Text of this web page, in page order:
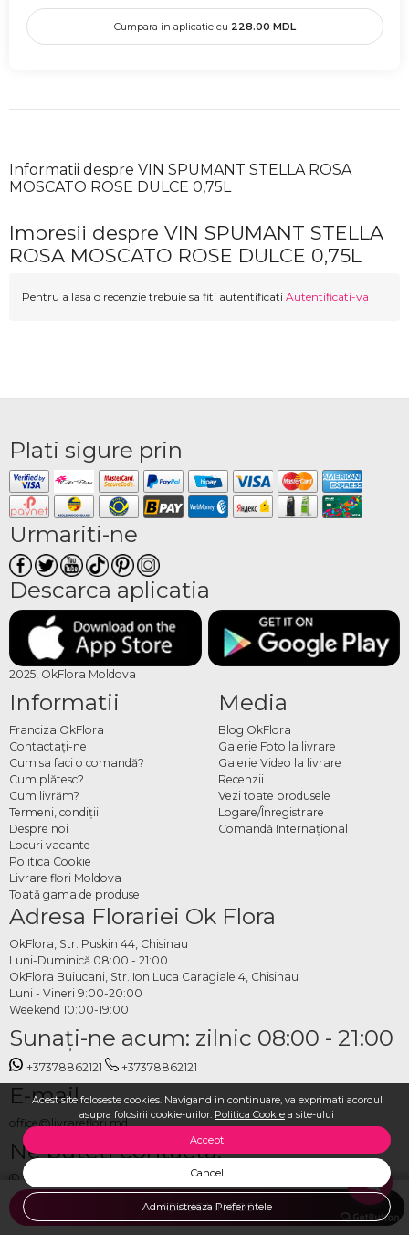
Acest site foloseste cookies. Navigand in continuare, va exprimati acordul
asupra folosirii cookie-urilor. Politica Cookie a site-ului
Accept
Cancel
Administreaza Preferintele
ADAUGA IN COS
Cumpara in aplicatie cu 228.00 MDL
Informatii despre VIN SPUMANT STELLA ROSA
MOSCATO ROSE DULCE 0,75L
Impresii despre VIN SPUMANT STELLA
ROSA MOSCATO ROSE DULCE 0,75L
Pentru a lasa o recenzie trebuie sa fiti autentificati Autentificati-va
Plati sigure prin
Urmariti-ne
Descarca aplicatia
2025, OkFlora Moldova
Informatii
Franciza OkFlora
Contactaţi-ne
Cum sa faci o comandă?
Cum plătesc?
Cum livrăm?
Termeni, condiţii
Despre noi
Locuri vacante
Politica Cookie
Livrare flori Moldova
Toată gama de produse
Media
Blog OkFlora
Galerie Foto la livrare
Galerie Video la livrare
Recenzii
Vezi toate produsele
Logare/Înregistrare
Comandă Internațional
Adresa Florariei Ok Flora
OkFlora, Str. Puskin 44, Chisinau
Luni-Duminică 08:00 - 21:00
OkFlora Buiucani, Str. Ion Luca Caragiale 4, Chisinau
Luni - Vineri 9:00-20:00
Weekend 10:00-19:00
Sunaţi-ne acum: zilnic 08:00 - 21:00
+37378862121 +37378862121
E-mail
office@livrareflori.md
Ne puteți contacta:
whatsapp